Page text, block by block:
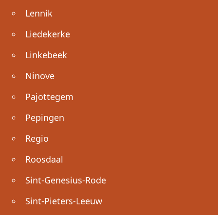
Lennik
Liedekerke
Linkebeek
Ninove
Pajottegem
Pepingen
Regio
Roosdaal
Sint-Genesius-Rode
Sint-Pieters-Leeuw